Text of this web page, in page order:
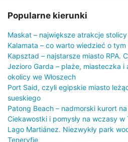
Popularne kierunki
Maskat – największe atrakcje stolicy
Kalamata – co warto wiedzieć o tym
Kapsztad – najstarsze miasto RPA.
Jezioro Garda – plaże, miasteczka
okolicy we Włoszech
Port Said, czyli egipskie miasto
sueskiego
Patong Beach – nadmorski kurort
Ciekawostki i pomysły na wczasy w
Lago Martiánez. Niezwykły park
Teneryfie